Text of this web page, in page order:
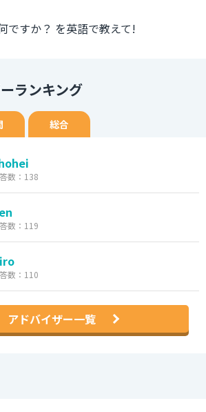
ですか？ を英語で教えて!
ランキング
総合
数：138
数：119
数：110
アドバイザー一覧